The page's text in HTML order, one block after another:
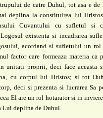
trupului de catre Duhul, tot asa e
deplina laconstituirea lui
Cuvantului cu sufletul si
existenta si incadrarea
acordand si sufletului un rol
factor care formeaza materia ca
unitati proprii, deci face aceasta
cu corpul lui Hristos; si tot
deci si prezenta si lucrarea Sa
El are un rol hotarator si in
Lui deplina de Duhul.